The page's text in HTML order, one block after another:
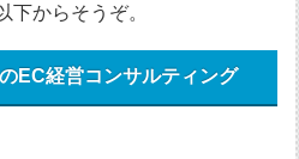
下からそうぞ。
EC経営コンサルティング